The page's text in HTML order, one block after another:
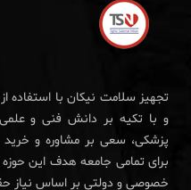
تجهیز سلامت نیکان با
و با تکیه بر دانش فنی و
پزشکی، سعی بر مشاوره و
برای تمامی جامعه هدف این حوزه
خصوصی و دولتی بر اساس نیاز